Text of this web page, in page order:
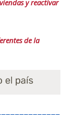
y reactivar
de la